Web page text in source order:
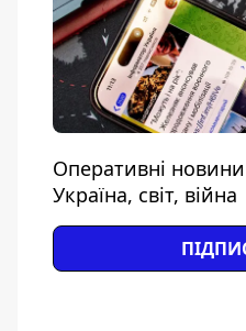
Оперативні
Україна, світ, війна